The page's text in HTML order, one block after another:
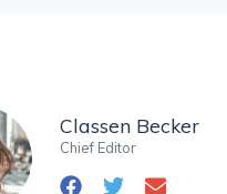
Classen Becker
Chief Editor